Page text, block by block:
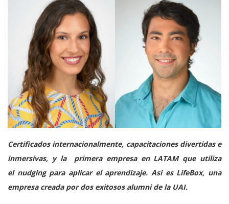
Certificados internacionalmente, capacitaciones divertidas e
inmersivas, y la primera empresa en LATAM que utiliza
el nudging para aplicar el aprendizaje. Así es LifeBox, una
empresa creada por dos exitosos alumni de la UAI.